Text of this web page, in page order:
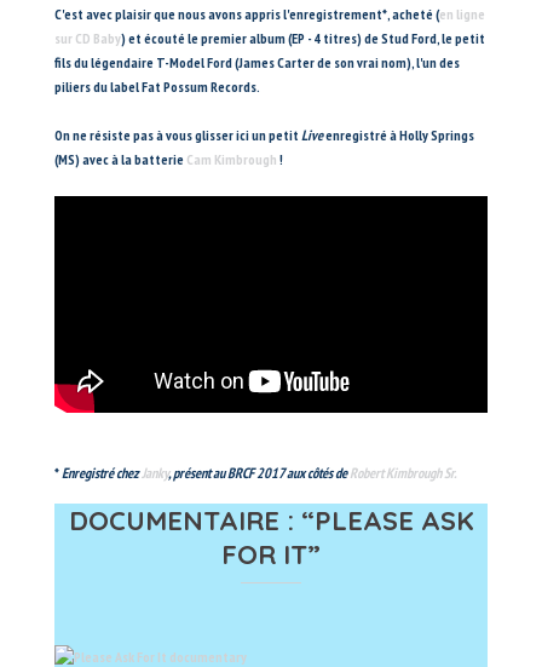
C'est avec plaisir que nous avons appris l'enregistrement*, acheté (en ligne
sur CD Baby) et écouté le premier album (EP - 4 titres) de Stud Ford, le petit
fils du légendaire T-Model Ford (James Carter de son vrai nom), l'un des
piliers du label Fat Possum Records.
On ne résiste pas à vous glisser ici un petit Liveenregistré à Holly Springs
(MS) avec à la batterie Cam Kimbrough !
*Enregistré chezJanky, présent au BRCF 2017 aux côtés deRobert Kimbrough Sr.
DOCUMENTAIRE : “PLEASE ASK
FOR IT”